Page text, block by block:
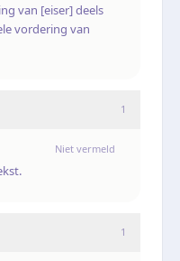
van [eiser] deels
vordering van
1
Niet vermeld
1